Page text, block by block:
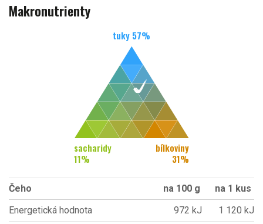
Makronutrienty
tuky 57%
sacharidy
11%
bílkoviny
31%
Čeho na 100 g
na 1 kus
Energetická hodnota
972 kJ
1 120 kJ